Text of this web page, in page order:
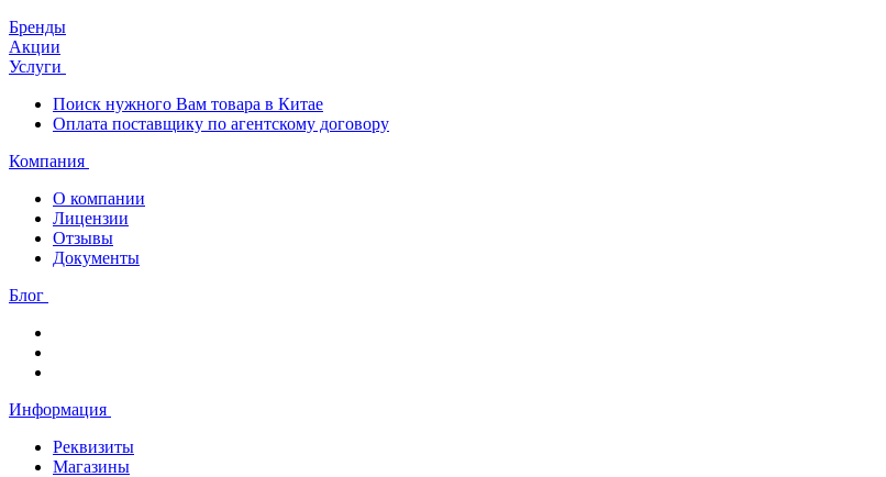
Бренды
Акции
Услуги
Поиск нужного Вам товара в Китае
Оплата поставщику по агентскому договору
Компания
О компании
Лицензии
Отзывы
Документы
Блог
Информация
Реквизиты
Магазины